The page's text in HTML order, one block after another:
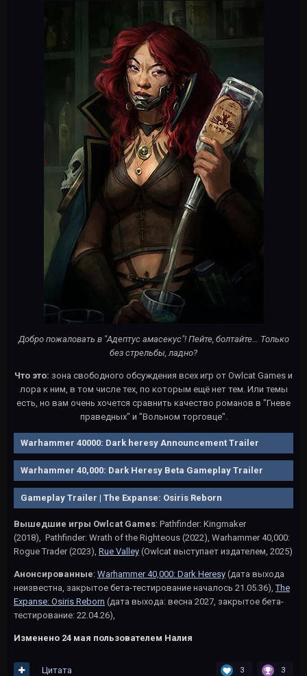
Добро пожаловать в "Адептус амасекус"! Пейте, болтайте... Только
без стрельбы, ладно?
Что это: зона свободного обсуждения всех игр от Owlcat Games и
лора к ним, в том числе тех, по которым ещё нет тем. Или темы
есть, но вам очень хочется сравнить качество романов в "Гневе
праведных" и "Вольном торговце".
Warhammer 40000: Dark heresy Announcement Trailer
Warhammer 40,000: Dark Heresy Beta Gameplay Trailer
Gameplay Trailer | The Expanse: Osiris Reborn
Вышедшие игры Owlcat Games: Pathfinder: Kingmaker
(2018), Pathfinder: Wrath of the Righteous (2022), Warhammer 40,000:
Rogue Trader (2023), Rue Valley (Owlcat выступает издателем, 2025)
Анонсированные: Warhammer 40,000: Dark Heresy (дата выхода
неизвестна, закрытое бета-тестирование началось 21.05.36),The
Expanse: Osiris Reborn (дата выхода: весна 2027, закрытое бета-
тестирование: 22.04.26),
Изменено 24 мая пользователем Налия
3 3
Цитата